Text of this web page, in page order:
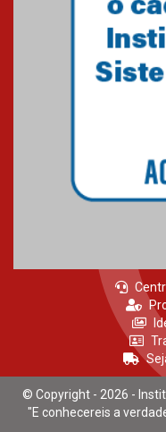
© Copyright - 2026 -
"E conhecereis a